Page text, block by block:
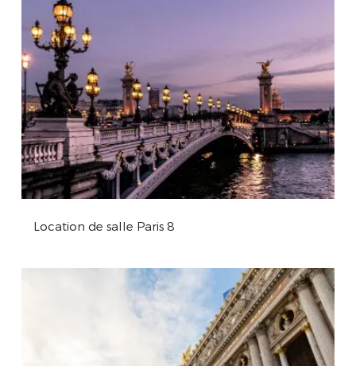
Location de salle Paris 8